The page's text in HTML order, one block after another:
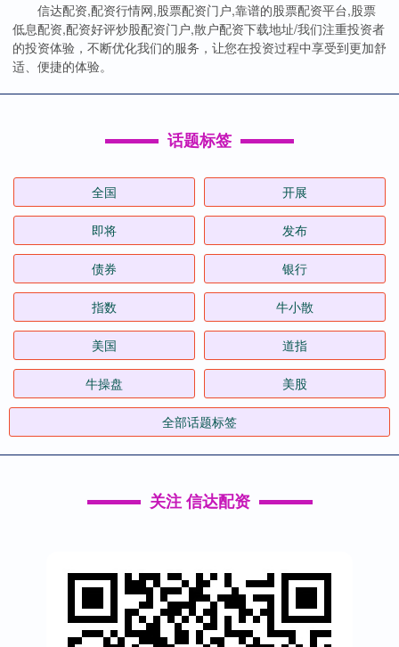
信达配资,配资行情网,股票配资门户,靠谱的股票配资平台,股票
低息配资,配资好评炒股配资门户,散户配资下载地址/我们注重投资者
的投资体验，不断优化我们的服务，让您在投资过程中享受到更加舒
适、便捷的体验。
话题标签
全国 开展
即将 发布
债券 银行
指数 牛小散
美国 道指
牛操盘 美股
全部话题标签
关注 信达配资